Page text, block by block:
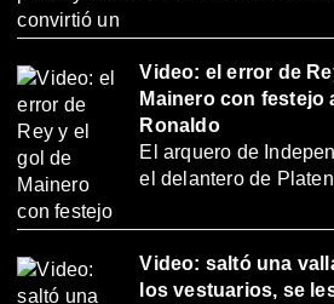
Video: el error de
Mainero con festejo
Ronaldo
El arquero de
el delantero de
Video: saltó una
los vestuarios, se